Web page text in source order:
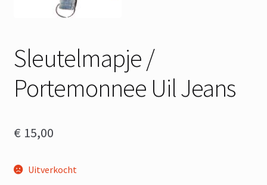
Sleutelmapje /
Portemonnee Uil Jeans
€ 15,00
Uitverkocht